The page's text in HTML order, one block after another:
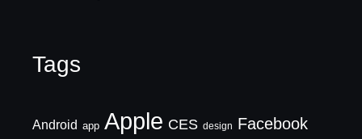
Tags
Android app Apple CES design Facebook